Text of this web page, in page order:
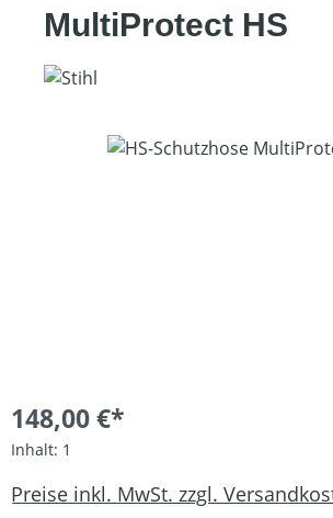
MultiProtect HS
Bildergalerie überspringen
148,00 €*
Inhalt: 1
Preise inkl. MwSt. zzgl.